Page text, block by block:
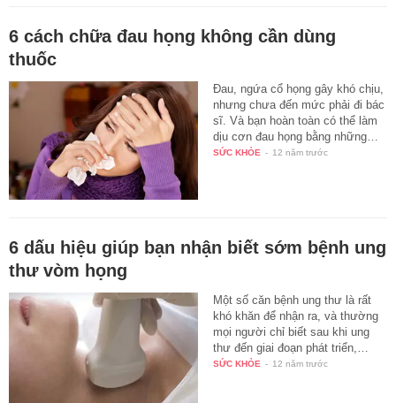
6 cách chữa đau họng không cần dùng
thuốc
Đau, ngứa cổ họng gây khó chịu,
nhưng chưa đến mức phải đi bác
sĩ. Và bạn hoàn toàn có thể làm
dịu cơn đau họng bằng những…
SỨC KHỎE - 12 năm trước
6 dấu hiệu giúp bạn nhận biết sớm bệnh ung
thư vòm họng
Một số căn bệnh ung thư là rất
khó khăn để nhận ra, và thường
mọi người chỉ biết sau khi ung
thư đến giai đoạn phát triển,…
SỨC KHỎE - 12 năm trước